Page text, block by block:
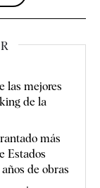
las mejores
de la
más
Estados
de obras